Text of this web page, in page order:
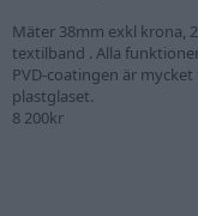
Mäter 38mm exkl krona,
textilband . Alla
PVD-coatingen är
plastglaset.
8 200kr